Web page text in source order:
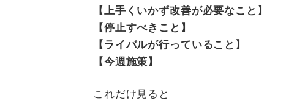
【上手くいかず改善が必要なこと】
【停止すべきこと】
【ライバルが行っていること】
【今週施策】
これだけ見ると